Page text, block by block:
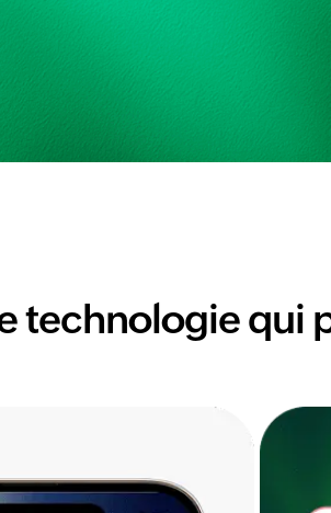
technologie qui